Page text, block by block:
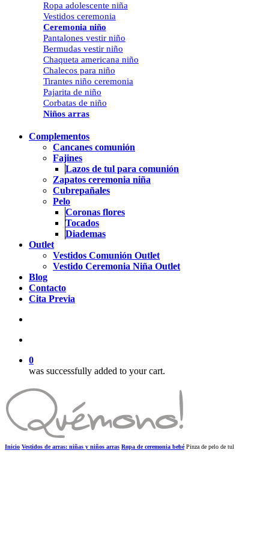
Ropa adolescente niña
Vestidos ceremonia
Ceremonia niño
Pantalones vestir niño
Bermudas vestir niño
Chaqueta americana niño
Chalecos para niño
Tirantes niño ceremonia
Pajarita de niño
Corbatas de niño
Niños arras
Complementos
Cancanes comunión
Fajines
Lazos de tul para comunión
Zapatos ceremonia niña
Cubrepañales
Pelo
Coronas flores
Tocados
Diademas
Outlet
Vestidos Comunión Outlet
Vestido Ceremonia Niña Outlet
Blog
Contacto
Cita Previa
0
was successfully added to your cart.
Inicio Vestidos de arras: niñas y niños arras Ropa de ceremonia bebé Pinza de pelo de tul